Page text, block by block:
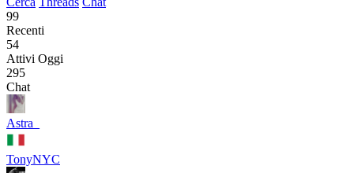
99
Recenti
54
Attivi Oggi
295
Chat
Astra_
TonyNYC